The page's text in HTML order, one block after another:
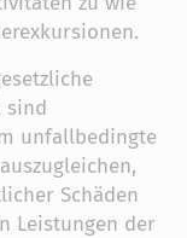
sind
unfallbedingte
Schäden
Leistungen der